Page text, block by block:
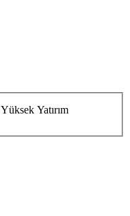
Yüksek Yatırım